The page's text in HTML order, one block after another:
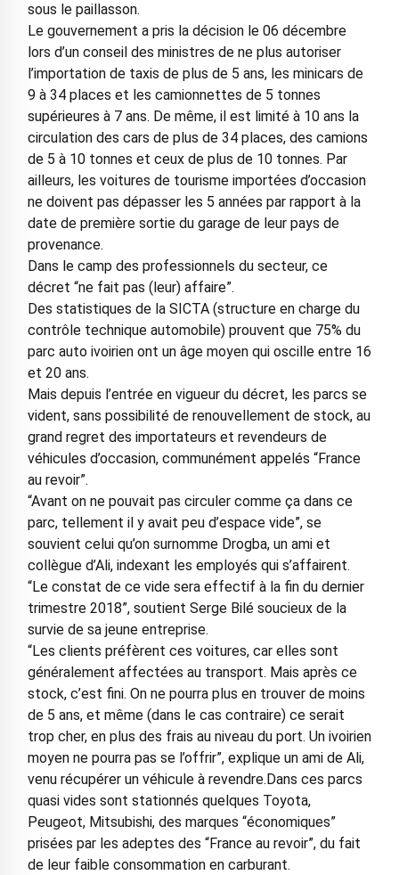
sous le paillasson.
Le gouvernement a pris la décision le 06 décembre
lors d’un conseil des ministres de ne plus autoriser
l’importation de taxis de plus de 5 ans, les minicars de
9 à 34 places et les camionnettes de 5 tonnes
supérieures à 7 ans. De même, il est limité à 10 ans la
circulation des cars de plus de 34 places, des camions
de 5 à 10 tonnes et ceux de plus de 10 tonnes. Par
ailleurs, les voitures de tourisme importées d’occasion
ne doivent pas dépasser les 5 années par rapport à la
date de première sortie du garage de leur pays de
provenance.
Dans le camp des professionnels du secteur, ce
décret “ne fait pas (leur) affaire”.
Des statistiques de la SICTA (structure en charge du
contrôle technique automobile) prouvent que 75% du
parc auto ivoirien ont un âge moyen qui oscille entre 16
et 20 ans.
Mais depuis l’entrée en vigueur du décret, les parcs se
vident, sans possibilité de renouvellement de stock, au
grand regret des importateurs et revendeurs de
véhicules d’occasion, communément appelés “France
au revoir”.
“Avant on ne pouvait pas circuler comme ça dans ce
parc, tellement il y avait peu d’espace vide”, se
souvient celui qu’on surnomme Drogba, un ami et
collègue d’Ali, indexant les employés qui s’affairent.
“Le constat de ce vide sera effectif à la fin du dernier
trimestre 2018”, soutient Serge Bilé soucieux de la
survie de sa jeune entreprise.
“Les clients préfèrent ces voitures, car elles sont
généralement affectées au transport. Mais après ce
stock, c’est fini. On ne pourra plus en trouver de moins
de 5 ans, et même (dans le cas contraire) ce serait
trop cher, en plus des frais au niveau du port. Un ivoirien
moyen ne pourra pas se l’offrir”, explique un ami de Ali,
venu récupérer un véhicule à revendre.Dans ces parcs
quasi vides sont stationnés quelques Toyota,
Peugeot, Mitsubishi, des marques “économiques”
prisées par les adeptes des “France au revoir”, du fait
de leur faible consommation en carburant.